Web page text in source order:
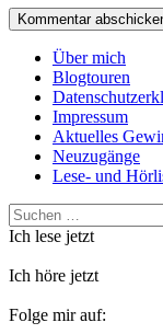
Über mich
Blogtouren
Impressum
Aktuelles
Neuzugänge
Lese- und
Suchen
nach:
Ich lese jetzt
Ich höre jetzt
Folge mir auf: